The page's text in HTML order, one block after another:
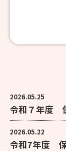
2026.05.25
令和７年度
2026.05.22
令和7年度